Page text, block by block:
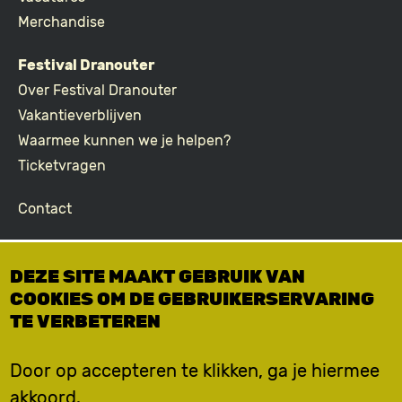
Merchandise
Festival Dranouter
Over Festival Dranouter
Vakantieverblijven
Waarmee kunnen we je helpen?
Ticketvragen
Contact
Podcast
Facebook
Instagram
DEZE SITE MAAKT GEBRUIK VAN
COOKIES OM DE GEBRUIKERSERVARING
TE VERBETEREN
Door op accepteren te klikken, ga je hiermee
akkoord.